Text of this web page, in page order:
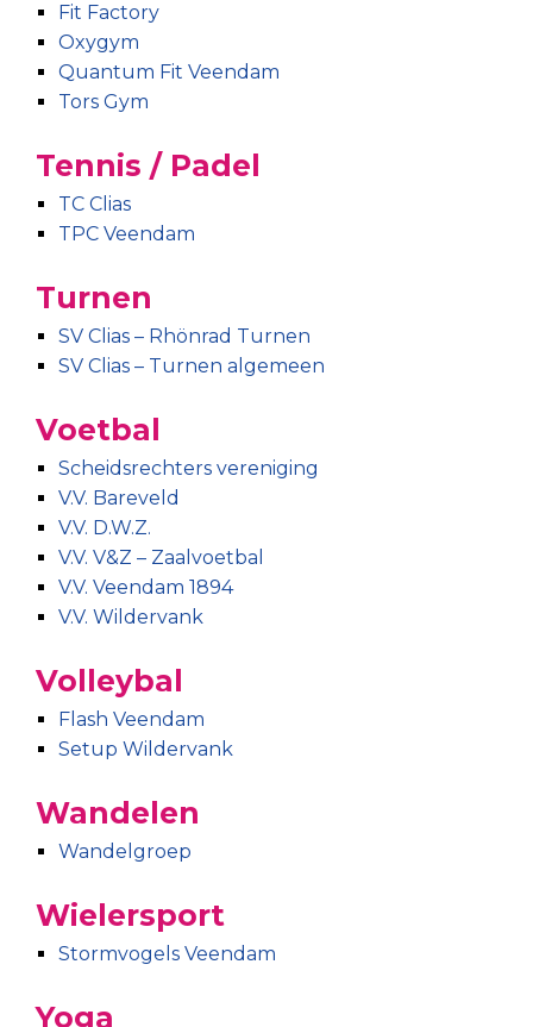
Fit Factory
Oxygym
Quantum Fit Veendam
Tors Gym
Tennis / Padel
TC Clias
TPC Veendam
Turnen
SV Clias – Rhönrad Turnen
SV Clias – Turnen algemeen
Voetbal
Scheidsrechters vereniging
V.V. Bareveld
V.V. D.W.Z.
V.V. V&Z – Zaalvoetbal
V.V. Veendam 1894
V.V. Wildervank
Volleybal
Flash Veendam
Setup Wildervank
Wandelen
Wandelgroep
Wielersport
Stormvogels Veendam
Yoga